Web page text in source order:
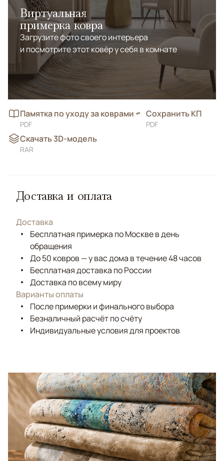
Виртуальная
примерка ковра
Загрузите фото своего интерьера
и посмотрите этот ковёр у себя в комнате
Памятка по уходу за коврами
PDF
Сохранить КП
PDF
Скачать 3D-модель
RAR
Доставка и оплата
Доставка
Бесплатная примерка по Москве в день
обращения
До 50 ковров — у вас дома в течение 48 часов
Бесплатная доставка по России
Доставка по всему миру
Варианты оплаты
После примерки и финального выбора
Безналичный расчёт по счёту
Индивидуальные условия для проектов